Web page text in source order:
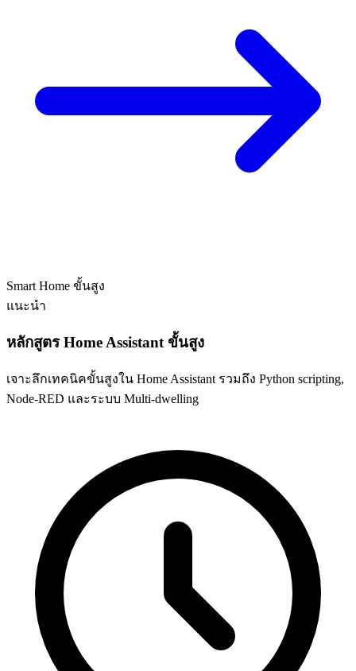
Smart Home ขั้นสูง
แนะนำ
หลักสูตร Home Assistant ขั้นสูง
เจาะลึกเทคนิคขั้นสูงใน Home Assistant รวมถึง Python scripting,
Node-RED และระบบ Multi-dwelling